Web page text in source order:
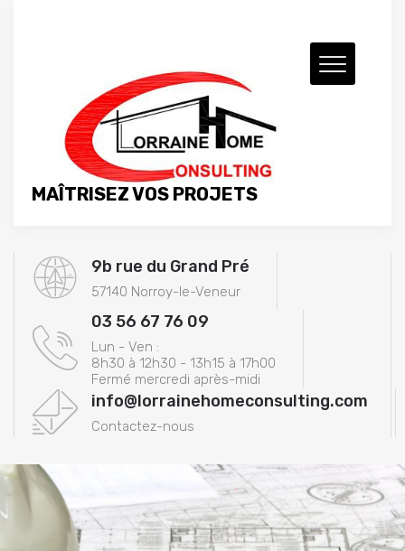
MAÎTRISEZ VOS PROJETS
9b rue du Grand Pré
57140 Norroy-le-Veneur
03 56 67 76 09
Lun - Ven :
8h30 à 12h30 - 13h15 à 17h00
Fermé mercredi après-midi
info@lorrainehomeconsulting.com
Contactez-nous